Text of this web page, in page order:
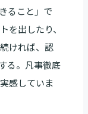
ること」で
を出したり、
ければ、認
る。凡事徹底
感していま